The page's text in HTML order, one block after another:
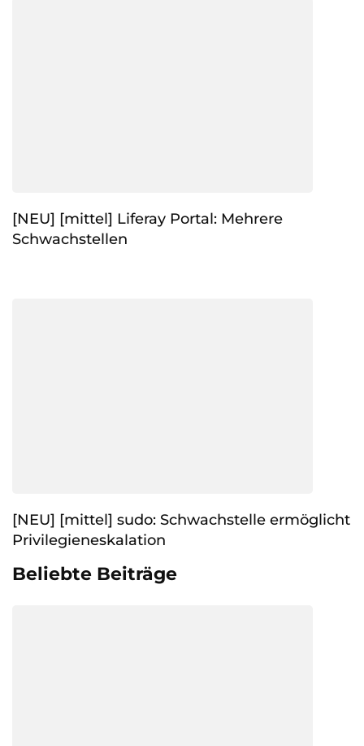
[NEU] [mittel] Liferay Portal: Mehrere
Schwachstellen
[NEU] [mittel] sudo: Schwachstelle ermöglicht
Privilegieneskalation
Beliebte Beiträge